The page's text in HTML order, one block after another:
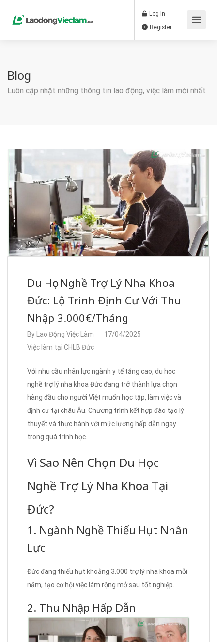
Log In
Blog
Luôn cập nhật những thông tin lao động, việc làm mới nhất
Du Học Nghề Trợ Lý Nha Khoa
Đức: Lộ Trình Định Cư Với Thu
Nhập 3.000€/Tháng
By Lao Động Việc Làm
17/04/2025
Việc làm tại CHLB Đức
Với nhu cầu nhân lực ngành y tế tăng cao, du học
nghề trợ lý nha khoa Đức đang trở thành lựa chọn
hàng đầu cho người Việt muốn học tập, làm việc và
định cư tại châu Âu. Chương trình kết hợp đào tạo lý
thuyết và thực hành với mức lương hấp dẫn ngay
trong quá trình học.
Vì Sao Nên Chọn Du Học
Nghề Trợ Lý Nha Khoa Tại
Đức?
1. Ngành Nghề Thiếu Hụt Nhân
Lực
Đức đang thiếu hụt khoảng 3.000 trợ lý nha khoa mỗi
năm, tạo cơ hội việc làm rộng mở sau tốt nghiệp.
2. Thu Nhập Hấp Dẫn